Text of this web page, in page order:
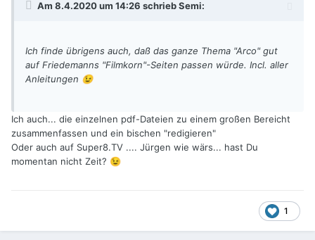
Am 8.4.2020 um 14:26 schriebSemi:
Ich finde übrigens auch, daß das ganze Thema "Arco" gut
auf Friedemanns "Filmkorn"-Seiten passen würde. Incl. aller
Anleitungen 😉
Ich auch... die einzelnen pdf-Dateien zu einem großen Bereicht
zusammenfassen und ein bischen "redigieren"
Oder auch auf Super8.TV .... Jürgen wie wärs... hast Du
momentan nicht Zeit? 😉
1